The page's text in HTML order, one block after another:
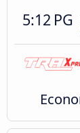
5:12 PG